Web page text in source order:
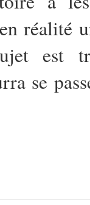
réalité
est
se